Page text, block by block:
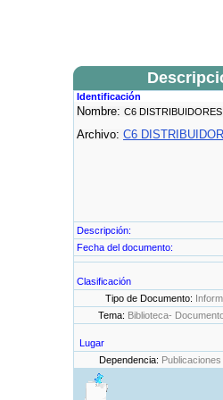
Identificación
Nombre: C6
Archivo: C6
Descripción:
Fecha del documento:
Clasificación
Tipo de Documento:
Tema: Biblioteca-
Lugar
Dependencia: